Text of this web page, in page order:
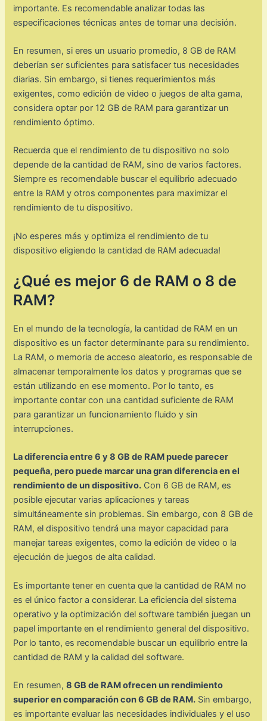
importante. Es recomendable analizar todas las
especificaciones técnicas antes de tomar una decisión.
En resumen, si eres un usuario promedio, 8 GB de RAM
deberían ser suficientes para satisfacer tus necesidades
diarias. Sin embargo, si tienes requerimientos más
exigentes, como edición de video o juegos de alta gama,
considera optar por 12 GB de RAM para garantizar un
rendimiento óptimo.
Recuerda que el rendimiento de tu dispositivo no solo
depende de la cantidad de RAM, sino de varios factores.
Siempre es recomendable buscar el equilibrio adecuado
entre la RAM y otros componentes para maximizar el
rendimiento de tu dispositivo.
¡No esperes más y optimiza el rendimiento de tu
dispositivo eligiendo la cantidad de RAM adecuada!
¿Qué es mejor 6 de RAM o 8 de
RAM?
En el mundo de la tecnología, la cantidad de RAM en un
dispositivo es un factor determinante para su rendimiento.
La RAM, o memoria de acceso aleatorio, es responsable de
almacenar temporalmente los datos y programas que se
están utilizando en ese momento. Por lo tanto, es
importante contar con una cantidad suficiente de RAM
para garantizar un funcionamiento fluido y sin
interrupciones.
La diferencia entre 6 y 8 GB de RAM puede parecer
pequeña, pero puede marcar una gran diferencia en el
rendimiento de un dispositivo. Con 6 GB de RAM, es
posible ejecutar varias aplicaciones y tareas
simultáneamente sin problemas. Sin embargo, con 8 GB de
RAM, el dispositivo tendrá una mayor capacidad para
manejar tareas exigentes, como la edición de video o la
ejecución de juegos de alta calidad.
Es importante tener en cuenta que la cantidad de RAM no
es el único factor a considerar. La eficiencia del sistema
operativo y la optimización del software también juegan un
papel importante en el rendimiento general del dispositivo.
Por lo tanto, es recomendable buscar un equilibrio entre la
cantidad de RAM y la calidad del software.
En resumen,8 GB de RAM ofrecen un rendimiento
superior en comparación con 6 GB de RAM. Sin embargo,
es importante evaluar las necesidades individuales y el uso